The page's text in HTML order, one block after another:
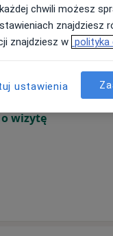
Ndz,
9 Sie
Pon,
10 Sie
nie jest dostępne
wizytę
chwili możesz
znajdziesz
znajdziesz w polityka
ustawienia